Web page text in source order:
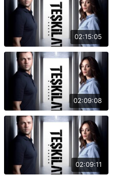
02:15:05
02:09:08
02:09:11